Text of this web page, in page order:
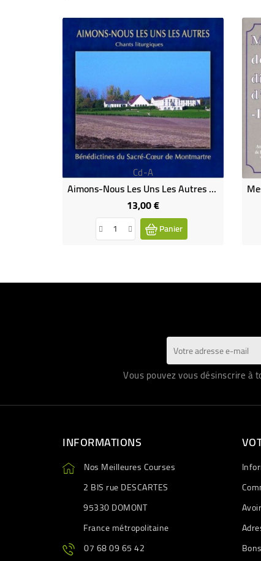
Cd-A
Aimons-Nous Les Uns Les Autres - Sacré Coeur De Montmartre
13,00 €Prix
Panier
Vous pouvez vous désinscrire
INFORMATIONS
Nos Meilleures Courses
2 BIS rue DESCARTES
95330 DOMONT
France métropolitaine
07 68 09 65 42